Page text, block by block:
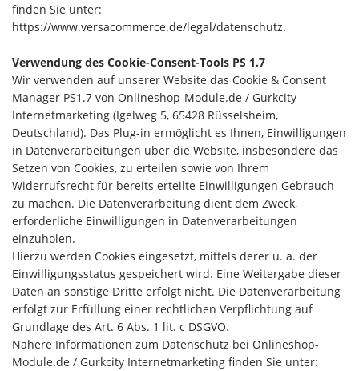
finden Sie unter:
https://www.versacommerce.de/legal/datenschutz.
Verwendung des Cookie-Consent-Tools PS 1.7
Wir verwenden auf unserer Website das Cookie & Consent
Manager PS1.7 von Onlineshop-Module.de / Gurkcity
Internetmarketing (Igelweg 5, 65428 Rüsselsheim,
Deutschland). Das Plug-in ermöglicht es Ihnen, Einwilligungen
in Datenverarbeitungen über die Website, insbesondere das
Setzen von Cookies, zu erteilen sowie von Ihrem
Widerrufsrecht für bereits erteilte Einwilligungen Gebrauch
zu machen. Die Datenverarbeitung dient dem Zweck,
erforderliche Einwilligungen in Datenverarbeitungen
einzuholen.
Hierzu werden Cookies eingesetzt, mittels derer u. a. der
Einwilligungsstatus gespeichert wird. Eine Weitergabe dieser
Daten an sonstige Dritte erfolgt nicht. Die Datenverarbeitung
erfolgt zur Erfüllung einer rechtlichen Verpflichtung auf
Grundlage des Art. 6 Abs. 1 lit. c DSGVO.
Nähere Informationen zum Datenschutz bei Onlineshop-
Module.de / Gurkcity Internetmarketing finden Sie unter: